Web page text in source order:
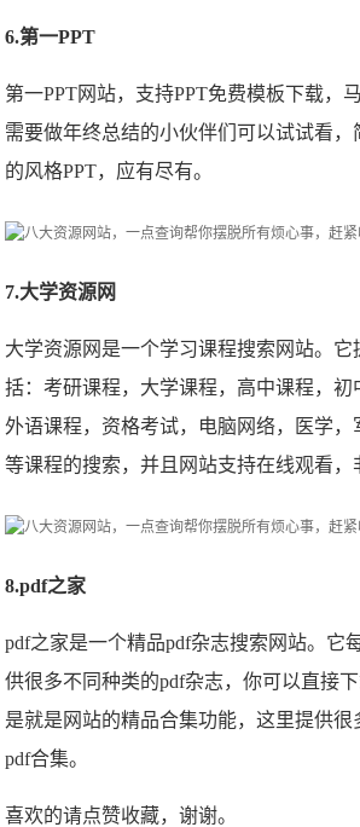
6.第一PPT
第一PPT网站，支持PPT免费模板下载，
需要做年终总结的小伙伴们可以试试看
的风格PPT，应有尽有。
7.大学资源网
大学资源网是一个学习课程搜索网站。它
括：考研课程，大学课程，高中课程，初
外语课程，资格考试，电脑网络，医学
等课程的搜索，并且网站支持在线观看，
8.pdf之家
pdf之家是一个精品pdf杂志搜索网站。它
供很多不同种类的pdf杂志，你可以直接
是就是网站的精品合集功能，这里提供很
pdf合集。
喜欢的请点赞收藏，谢谢。